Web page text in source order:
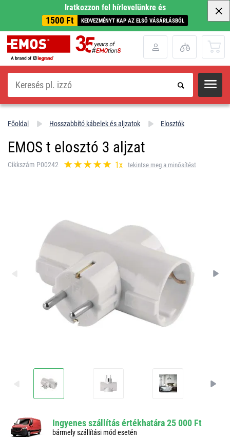
Iratkozzon fel hírlevelünkre és
1500 Ft KEDVEZMÉNYT KAP AZ ELSŐ VÁSÁRLÁSBÓL
Keresés
Főoldal Hosszabbító kábelek és aljzatok Elosztók
EMOS t elosztó 3 aljzat
Cikkszám P00242 1x tekintse meg a minősítést
Ingyenes szállítás értékhatára 25 000 Ft
bármely szállítási mód esetén